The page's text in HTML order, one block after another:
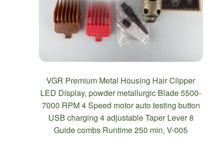
VGR Premium Metal Housing Hair Clipper
LED Display, powder metallurgic Blade 5500-
7000 RPM 4 Speed motor auto testing button
USB charging 4 adjustable Taper Lever 8
Guide combs Runtime 250 min, V-005